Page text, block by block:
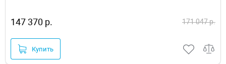
147 370 р. 171 047 р.
Купить